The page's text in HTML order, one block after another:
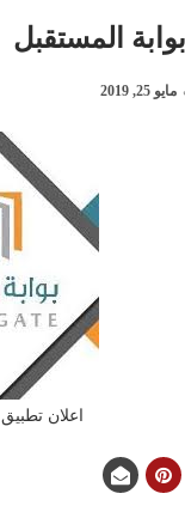
المستقبل
مايو 25, 2019
اعلان